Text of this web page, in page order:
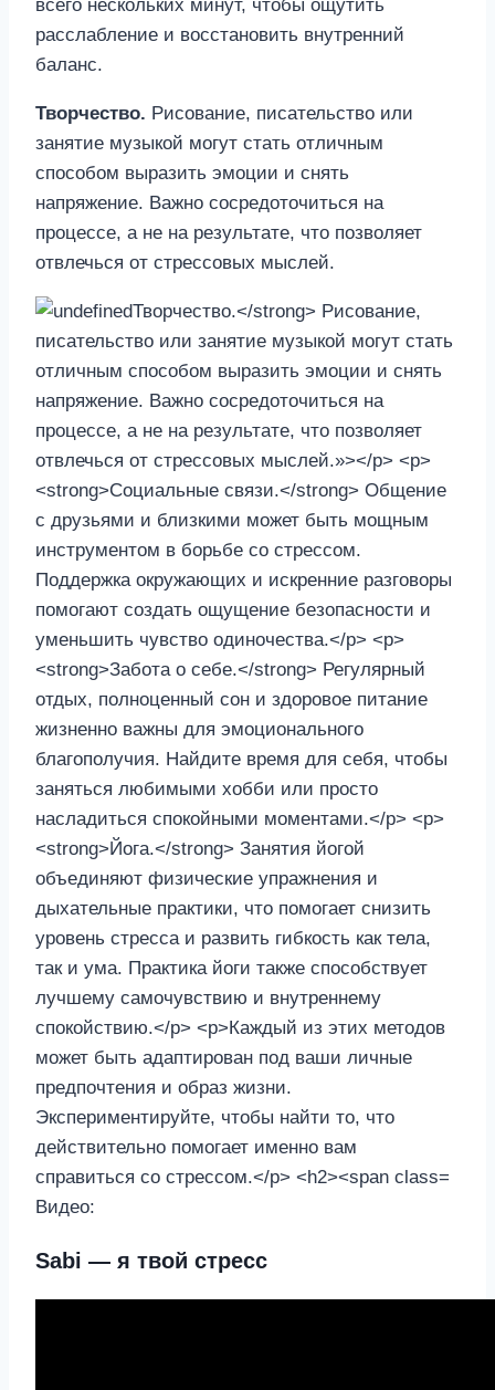
всего нескольких минут, чтобы ощутить
расслабление и восстановить внутренний
баланс.
Творчество. Рисование, писательство или
занятие музыкой могут стать отличным
способом выразить эмоции и снять
напряжение. Важно сосредоточиться на
процессе, а не на результате, что позволяет
отвлечься от стрессовых мыслей.
Видео:
Sabi — я твой стресс